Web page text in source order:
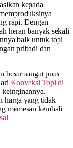
kepada
rapi. Dengan
heran banyak sekali
baik untuk topi
pribadi dan
besar sangat puas
Konveksi Topi di
keinginannya.
harga yang tidak
memesan kembali